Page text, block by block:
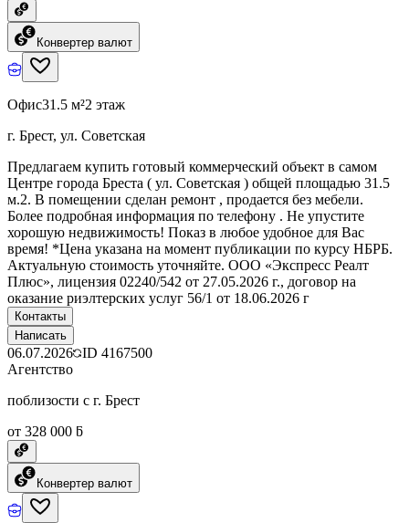
Конвертер валют
Офис31.5 м²2 этаж
г. Брест, ул. Советская
Предлагаем купить готовый коммерческий объект в самом
Центре города Бреста ( ул. Советская ) общей площадью 31.5
м.2. В помещении сделан ремонт , продается без мебели.
Более подробная информация по телефону . Не упустите
хорошую недвижимость! Показ в любое удобное для Вас
время! *Цена указана на момент публикации по курсу НБРБ.
Актуальную стоимость уточняйте. ООО «Экспресс Реалт
Плюс», лицензия 02240/542 от 27.05.2026 г., договор на
оказание риэлтерских услуг 56/1 от 18.06.2026 г
Контакты
Написать
06.07.2026 ID 4167500
Агентство
поблизости с г. Брест
от 328 000 ƃ
Конвертер валют